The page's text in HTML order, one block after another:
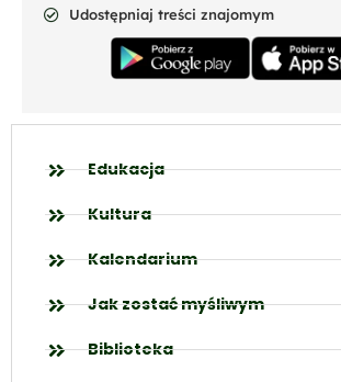
Udostępniaj treści znajomym
Edukacja
Kultura
Kalendarium
Jak zostać myśliwym
Biblioteka